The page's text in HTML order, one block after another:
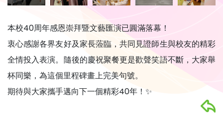
本校40周年感恩崇拜暨文藝匯演已圓滿落幕！
衷心感謝各界友好及家長蒞臨，共同見證師生與校友的精彩
全情投入表演。隨後的慶祝聚餐更是歡聲笑語不斷，大家舉
杯同樂，為這個里程碑畫上完美句號。
期待與大家攜手邁向下一個精彩40年！✨